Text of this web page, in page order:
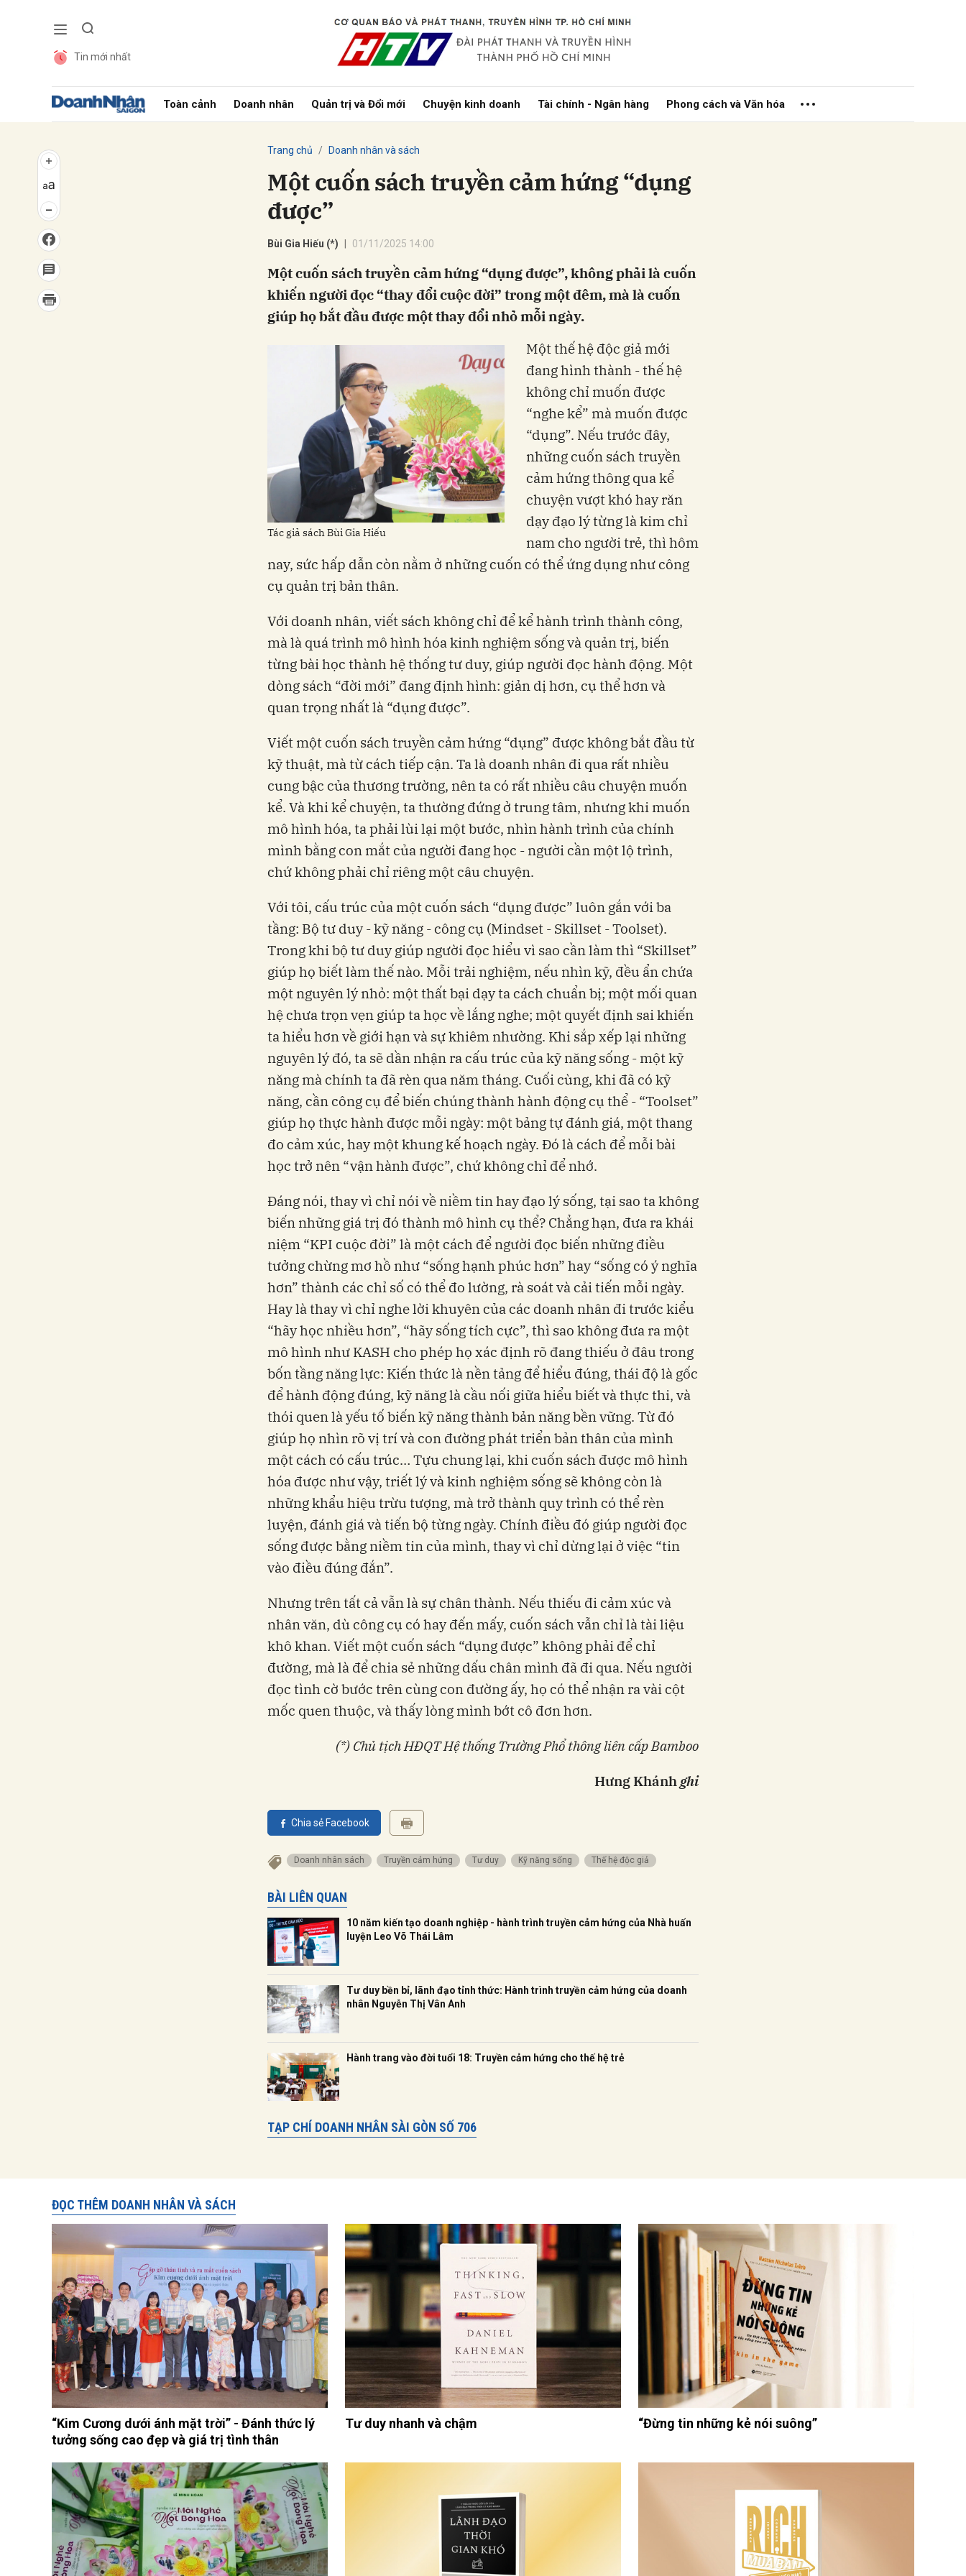
Tin mới nhất
Toàn cảnh Doanh nhân Quản trị và Đổi mới Chuyện kinh doanh Tài chính - Ngân hàng Phong cách và Văn hóa
Trang chủ Doanh nhân và sách
Một cuốn sách truyền cảm hứng “dụng
được”
Bùi Gia Hiếu (*) 01/11/2025 14:00
Một cuốn sách truyền cảm hứng “dụng được”, không phải là cuốn
khiến người đọc “thay đổi cuộc đời” trong một đêm, mà là cuốn
giúp họ bắt đầu được một thay đổi nhỏ mỗi ngày.
Tác giả sách Bùi Gia Hiếu
Một thế hệ độc giả mới
đang hình thành - thế hệ
không chỉ muốn được
“nghe kể” mà muốn được
“dụng”. Nếu trước đây,
những cuốn sách truyền
cảm hứng thông qua kể
chuyện vượt khó hay răn
dạy đạo lý từng là kim chỉ
nam cho người trẻ, thì hôm
nay, sức hấp dẫn còn nằm ở những cuốn có thể ứng dụng như công
cụ quản trị bản thân.
Với doanh nhân, viết sách không chỉ để kể hành trình thành công,
mà là quá trình mô hình hóa kinh nghiệm sống và quản trị, biến
từng bài học thành hệ thống tư duy, giúp người đọc hành động. Một
dòng sách “đời mới” đang định hình: giản dị hơn, cụ thể hơn và
quan trọng nhất là “dụng được”.
Viết một cuốn sách truyền cảm hứng “dụng” được không bắt đầu từ
kỹ thuật, mà từ cách tiếp cận. Ta là doanh nhân đi qua rất nhiều
cung bậc của thương trường, nên ta có rất nhiều câu chuyện muốn
kể. Và khi kể chuyện, ta thường đứng ở trung tâm, nhưng khi muốn
mô hình hóa, ta phải lùi lại một bước, nhìn hành trình của chính
mình bằng con mắt của người đang học - người cần một lộ trình,
chứ không phải chỉ riêng một câu chuyện.
Với tôi, cấu trúc của một cuốn sách “dụng được” luôn gắn với ba
tầng: Bộ tư duy - kỹ năng - công cụ (Mindset - Skillset - Toolset).
Trong khi bộ tư duy giúp người đọc hiểu vì sao cần làm thì “Skillset”
giúp họ biết làm thế nào. Mỗi trải nghiệm, nếu nhìn kỹ, đều ẩn chứa
một nguyên lý nhỏ: một thất bại dạy ta cách chuẩn bị; một mối quan
hệ chưa trọn vẹn giúp ta học về lắng nghe; một quyết định sai khiến
ta hiểu hơn về giới hạn và sự khiêm nhường. Khi sắp xếp lại những
nguyên lý đó, ta sẽ dần nhận ra cấu trúc của kỹ năng sống - một kỹ
năng mà chính ta đã rèn qua năm tháng. Cuối cùng, khi đã có kỹ
năng, cần công cụ để biến chúng thành hành động cụ thể - “Toolset”
giúp họ thực hành được mỗi ngày: một bảng tự đánh giá, một thang
đo cảm xúc, hay một khung kế hoạch ngày. Đó là cách để mỗi bài
học trở nên “vận hành được”, chứ không chỉ để nhớ.
Đáng nói, thay vì chỉ nói về niềm tin hay đạo lý sống, tại sao ta không
biến những giá trị đó thành mô hình cụ thể? Chẳng hạn, đưa ra khái
niệm “KPI cuộc đời” là một cách để người đọc biến những điều
tưởng chừng mơ hồ như “sống hạnh phúc hơn” hay “sống có ý nghĩa
hơn” thành các chỉ số có thể đo lường, rà soát và cải tiến mỗi ngày.
Hay là thay vì chỉ nghe lời khuyên của các doanh nhân đi trước kiểu
“hãy học nhiều hơn”, “hãy sống tích cực”, thì sao không đưa ra một
mô hình như KASH cho phép họ xác định rõ đang thiếu ở đâu trong
bốn tầng năng lực: Kiến thức là nền tảng để hiểu đúng, thái độ là gốc
để hành động đúng, kỹ năng là cầu nối giữa hiểu biết và thực thi, và
thói quen là yếu tố biến kỹ năng thành bản năng bền vững. Từ đó
giúp họ nhìn rõ vị trí và con đường phát triển bản thân của mình
một cách có cấu trúc… Tựu chung lại, khi cuốn sách được mô hình
hóa được như vậy, triết lý và kinh nghiệm sống sẽ không còn là
những khẩu hiệu trừu tượng, mà trở thành quy trình có thể rèn
luyện, đánh giá và tiến bộ từng ngày. Chính điều đó giúp người đọc
sống được bằng niềm tin của mình, thay vì chỉ dừng lại ở việc “tin
vào điều đúng đắn”.
Nhưng trên tất cả vẫn là sự chân thành. Nếu thiếu đi cảm xúc và
nhân văn, dù công cụ có hay đến mấy, cuốn sách vẫn chỉ là tài liệu
khô khan. Viết một cuốn sách “dụng được” không phải để chỉ
đường, mà là để chia sẻ những dấu chân mình đã đi qua. Nếu người
đọc tình cờ bước trên cùng con đường ấy, họ có thể nhận ra vài cột
mốc quen thuộc, và thấy lòng mình bớt cô đơn hơn.
(*) Chủ tịch HĐQT Hệ thống Trường Phổ thông liên cấp Bamboo
Hưng Khánhghi
Chia sẻ Facebook
doanh nhân sách truyền cảm hứng tư duy kỹ năng sống thế hệ độc giả
BÀI LIÊN QUAN
10 năm kiến tạo doanh nghiệp - hành trình truyền cảm hứng của Nhà huấn
luyện Leo Võ Thái Lâm
Tư duy bền bỉ, lãnh đạo tỉnh thức: Hành trình truyền cảm hứng của doanh
nhân Nguyễn Thị Vân Anh
Hành trang vào đời tuổi 18: Truyền cảm hứng cho thế hệ trẻ
TẠP CHÍ DOANH NHÂN SÀI GÒN SỐ 706
ĐỌC THÊM DOANH NHÂN VÀ SÁCH
“Kim Cương dưới ánh mặt trời” - Đánh thức lý
tưởng sống cao đẹp và giá trị tình thân
Tư duy nhanh và chậm “Đừng tin những kẻ nói suông”